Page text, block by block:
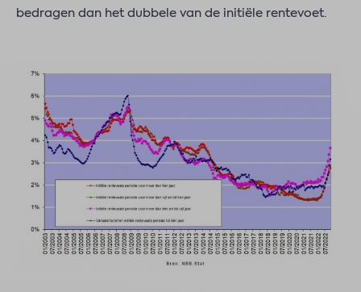
bedragen dan het dubbele van de initiële rentevoet.